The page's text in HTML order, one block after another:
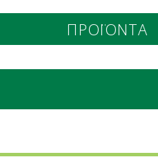
ΠΡΟΪΟΝΤΑ